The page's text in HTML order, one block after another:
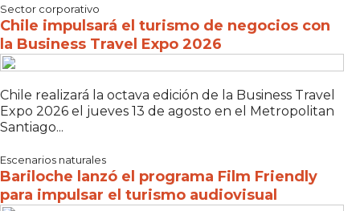
Sector corporativo
Chile impulsará el turismo de negocios con
la Business Travel Expo 2026
Chile realizará la octava edición de la Business Travel
Expo 2026 el jueves 13 de agosto en el Metropolitan
Santiago...
Escenarios naturales
Bariloche lanzó el programa Film Friendly
para impulsar el turismo audiovisual